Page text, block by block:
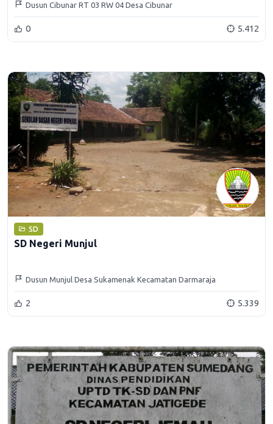
Dusun Cibunar RT 03 RW 04 Desa Cibunar
0 5.412
SD
SD Negeri Munjul
Dusun Munjul Desa Sukamenak Kecamatan Darmaraja
2 5.339